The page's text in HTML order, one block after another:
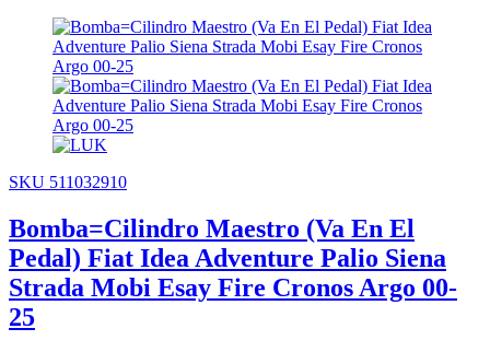
SKU 511032910
Bomba=Cilindro Maestro (Va En El
Pedal) Fiat Idea Adventure Palio Siena
Strada Mobi Esay Fire Cronos Argo 00-
25